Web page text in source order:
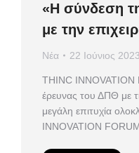
«Η σύνδεση
με την
Νέα 22 Ιούνιος 2023
ΤHINC
έρευνας του ΔΠΘ με
μεγάλη επιτυχία
INNOVATION